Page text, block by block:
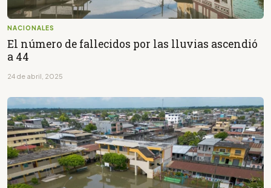
NACIONALES
El número de fallecidos por las lluvias ascendió
a 44
24 de abril, 2025